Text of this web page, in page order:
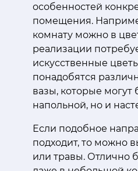
особенностей
помещения.
комнату можно в
реализации
искусственные
понадобятся
вазы, которые могут
напольной, но и
Если подобное
подходит, то можно
или травы. Отлично